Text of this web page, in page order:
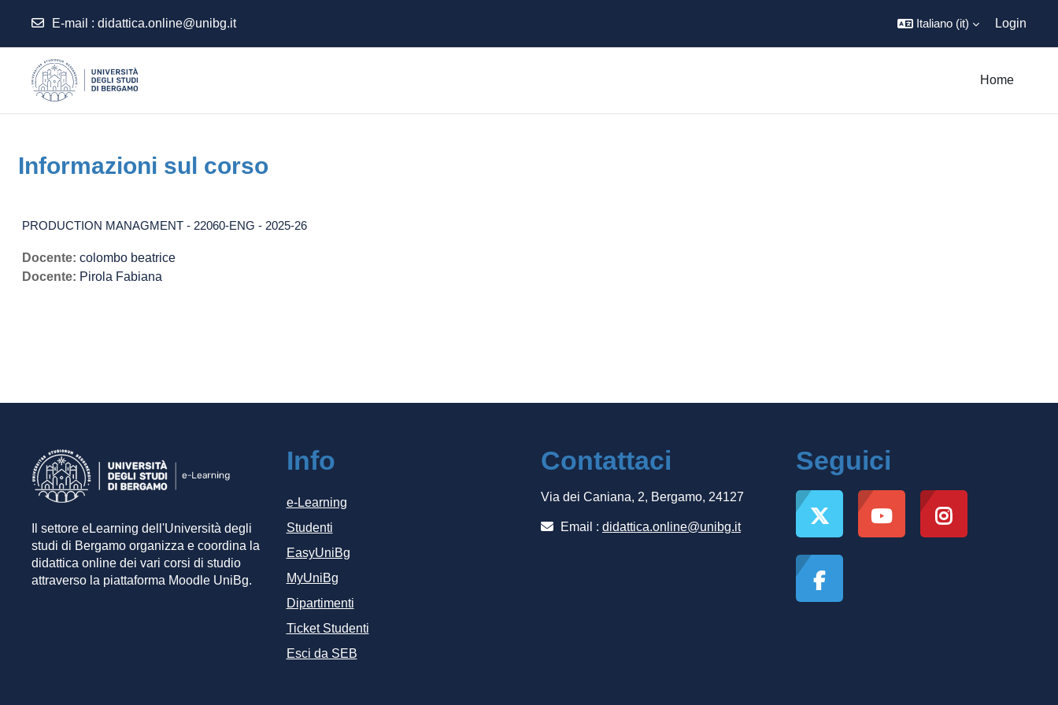
E-mail : didattica.online@unibg.it Italiano ‎(it)‎ Login
Home
Informazioni sul corso
PRODUCTION MANAGMENT - 22060-ENG - 2025-26
Docente: colombo beatrice
Docente: Pirola Fabiana
Il settore eLearning dell'Università degli
studi di Bergamo organizza e coordina la
didattica online dei vari corsi di studio
attraverso la piattaforma Moodle UniBg.
Info
e-Learning
Studenti
EasyUniBg
MyUniBg
Dipartimenti
Ticket Studenti
Esci da SEB
Contattaci
Via dei Caniana, 2, Bergamo, 24127
Email : didattica.online@unibg.it
Seguici